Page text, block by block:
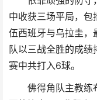
中收获三场平局，包
伍西班牙与乌拉圭，
队以三战全胜的成绩
赛中共打入6球。
佛得角队主教练